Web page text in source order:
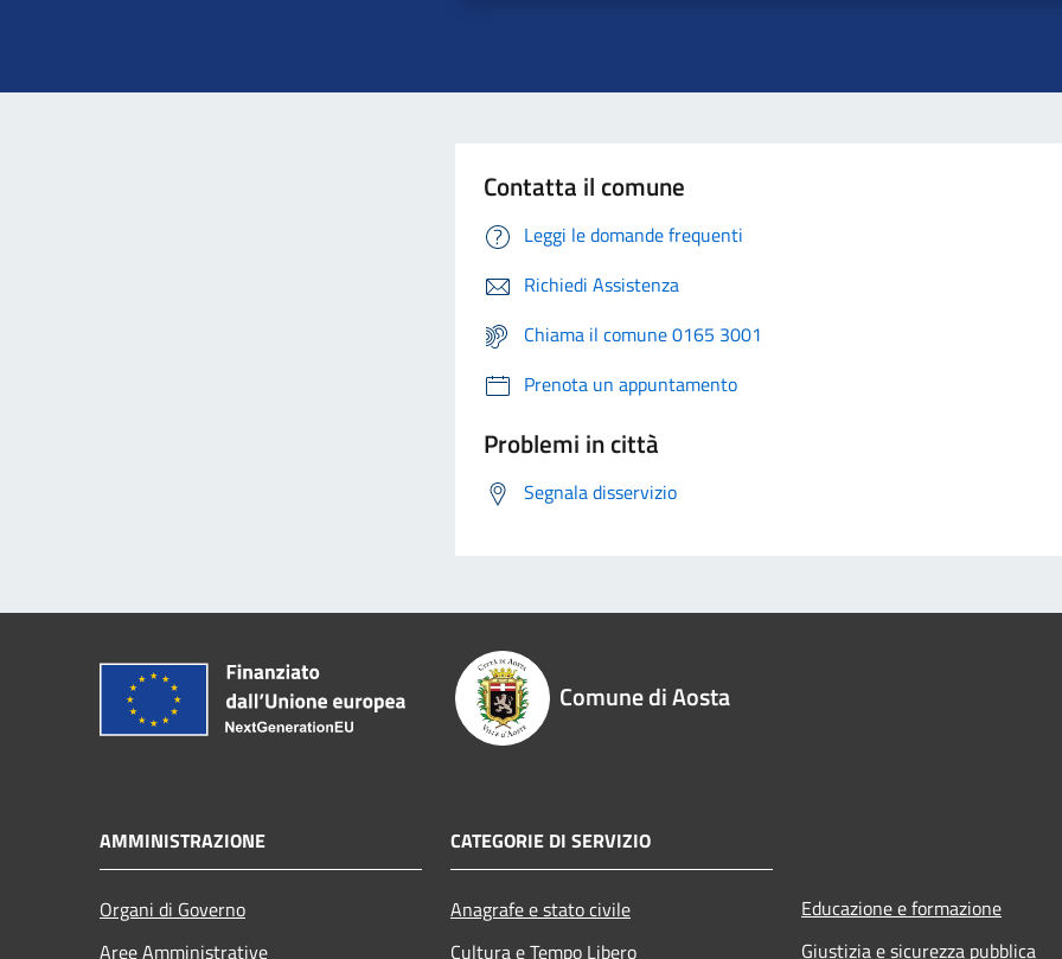
Contatta il comune
Leggi le domande frequenti
Richiedi Assistenza
Chiama il comune 0165 3001
Prenota un appuntamento
Problemi in città
Segnala disservizio
Comune di Aosta
AMMINISTRAZIONE
Organi di Governo
Aree Amministrative
CATEGORIE DI SERVIZIO
Anagrafe e stato civile
Cultura e Tempo Libero
Educazione e formazione
Giustizia e sicurezza pubblica